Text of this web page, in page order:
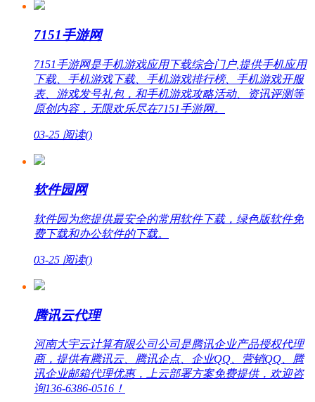
7151手游网
7151手游网是手机游戏应用下载综合门户,提供手机应用
下载、手机游戏下载、手机游戏排行榜、手机游戏开服
表、游戏发号礼包，和手机游戏攻略活动、资讯评测等
原创内容，无限欢乐尽在7151手游网。
03-25 阅读()
软件园网
软件园为您提供最安全的常用软件下载，绿色版软件免
费下载和办公软件的下载。
03-25 阅读()
腾讯云代理
河南大宇云计算有限公司公司是腾讯企业产品授权代理
商，提供有腾讯云、腾讯企点、企业QQ、营销QQ、腾
讯企业邮箱代理优惠，上云部署方案免费提供，欢迎咨
询136-6386-0516！